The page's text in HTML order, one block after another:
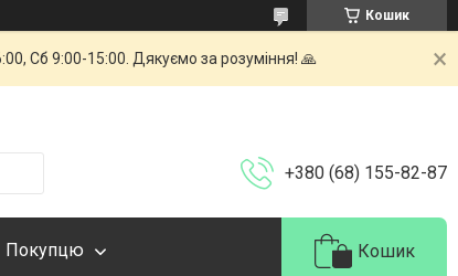
Кошик
Сб 9:00-15:00. Дякуємо за розуміння! 🙏
+380 (68) 155-82-87
Покупцю Кошик